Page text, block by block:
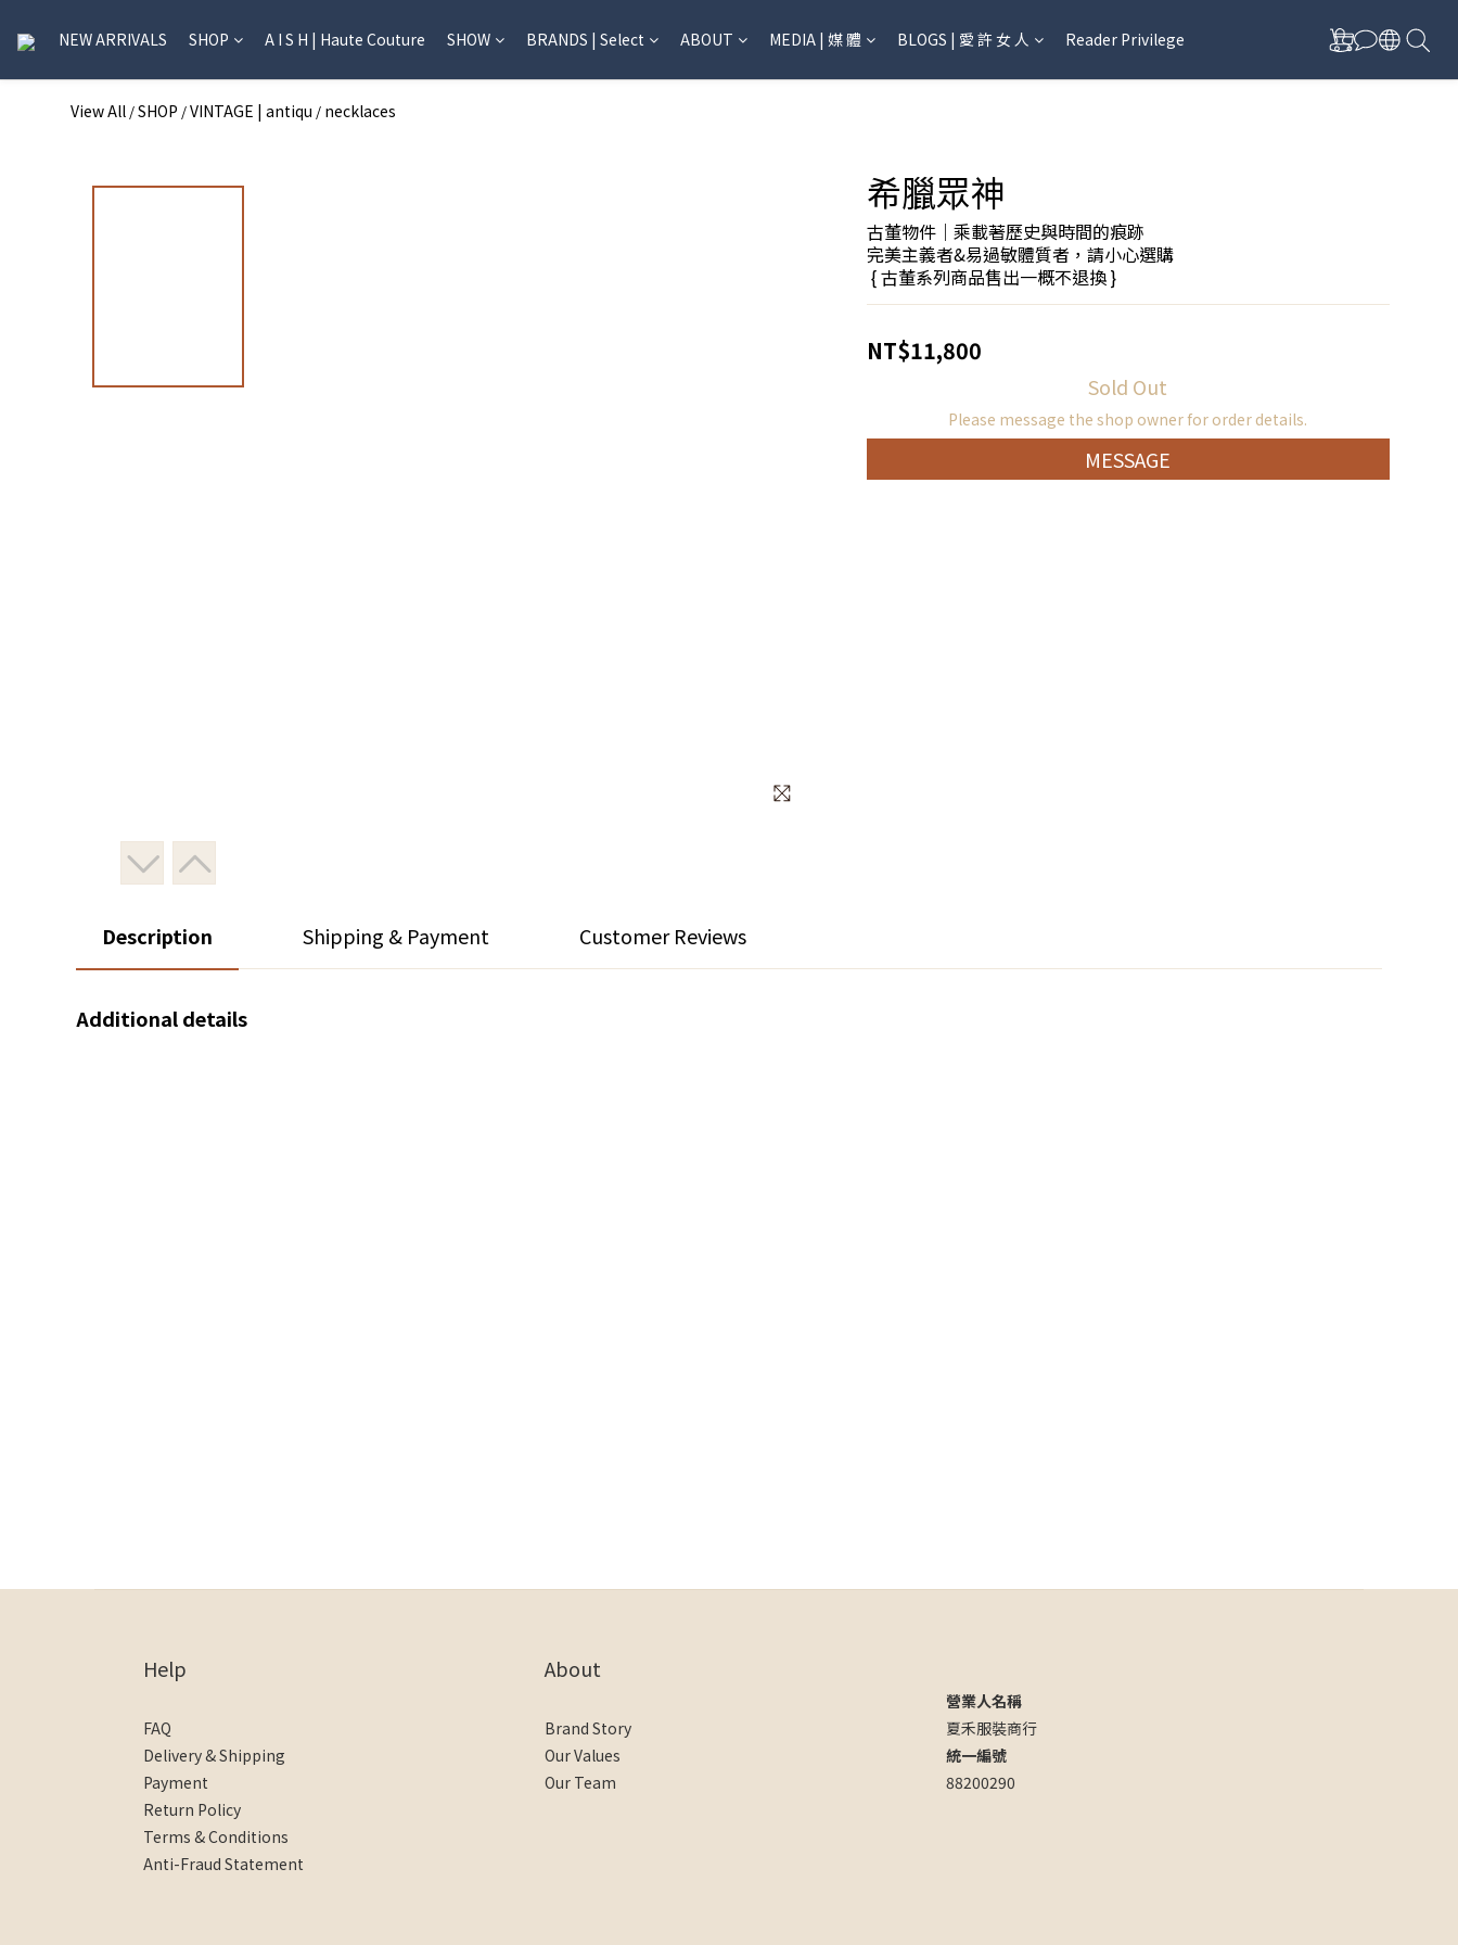
NEW ARRIVALS SHOP A I S H | Haute Couture SHOW BRANDS | Select ABOUT MEDIA | 媒 體 BLOGS | 愛 許 女 人 Reader Privilege
View All /SHOP /VINTAGE | antiqu / necklaces
希臘眾神
古董物件｜乘載著歷史與時間的痕跡
完美主義者&易過敏體質者，請小心選購
{ 古董系列商品售出一概不退換 }
NT$11,800
Sold Out
Please message the shop owner for order details.
MESSAGE
Description Shipping & Payment Customer Reviews
Additional details
Help
FAQ
Delivery & Shipping
Payment
Return Policy
Terms & Conditions
Anti-Fraud Statement
About
Brand Story
Our Values
Our Team
營業人名稱
夏禾服裝商行
統一編號
88200290